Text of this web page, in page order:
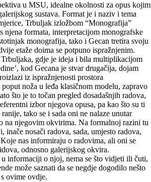
u MSU, idealne okolnosti za opus kojim
sustava. Format je i naziv i tema
Trbuljak izložbom “Monografija”
njena formata, interpretacijom monografske
monografija, tako i Gecan tretira svoju
etaže doima se potpuno ispražnjenim.
gdje je ideja i bila multiplikacijom
kod Gecana je stvar drugačija, dojam
iz ispražnjenosti prostora
noža u leđa klasičnom modelu, zapravo
što je to točan pregled dosadašnjih radova,
izbor njegova opusa, pa kao što su ti
tako se i sada oni ne nalaze unutar
na njegovim okvirima. Na formalnoj razini tu
inače nosači radova, sada, umjesto radova,
nas informiraju o radovima, ali oni se
odnosno galerijskog okvira.
u informaciji o njoj, nema se što vidjeti ili čuti,
može saznati da se negdje dogodilo nešto
ovime ovdje.